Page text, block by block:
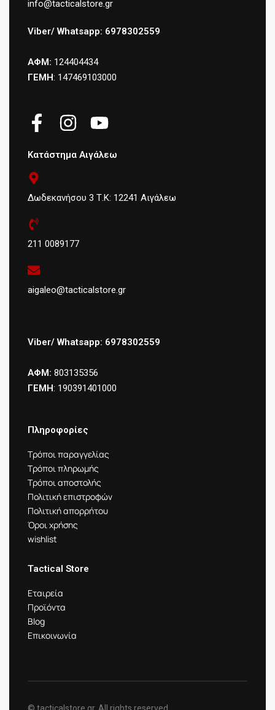
info@tacticalstore.gr
Viber/ Whatsapp: 6978302559
ΑΦΜ: 124404434
ΓΕΜΗ: 147469103000
Κατάστημα Αιγάλεω
Δωδεκανήσου 3 Τ.Κ: 12241 Αιγάλεω
211 0089177
aigaleo@tacticalstore.gr
Viber/ Whatsapp: 6978302559
ΑΦΜ: 803135356
ΓΕΜΗ: 190391401000
Πληροφορίες
Τρόποι παραγγελίας
Τρόποι πληρωμής
Τρόποι αποστολής
Πολιτική επιστροφών
Πολιτική απορρήτου
Όροι χρήσης
wishlist
Tactical Store
Εταιρεία
Προϊόντα
Blog
Επικοινωνία